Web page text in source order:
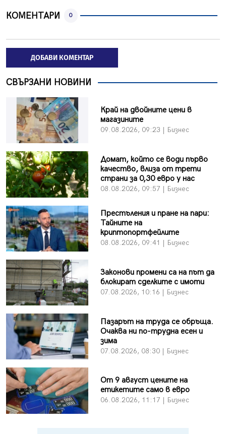
КОМЕНТАРИ 0
ДОБАВИ КОМЕНТАР
СВЪРЗАНИ НОВИНИ
Край на двойните цени в
магазините
09.08.2026, 09:23 | Бизнес
Домат, който се води първо
качество, влиза от трети
страни за 0,30 евро у нас
08.08.2026, 09:57 | Бизнес
Престъления и пране на пари:
Тайните на
криптопортфейлите
08.08.2026, 09:41 | Бизнес
Законови промени са на път да
блокират сделките с имоти
07.08.2026, 10:16 | Бизнес
Пазарът на труда се обръща.
Очаква ни по-трудна есен и
зима
07.08.2026, 08:30 | Бизнес
От 9 август цените на
етикетите само в евро
06.08.2026, 11:17 | Бизнес